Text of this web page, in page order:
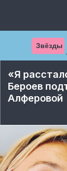
Звёзды
«Я
Бероев
Алферовой